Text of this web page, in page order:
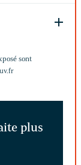
sont
plus